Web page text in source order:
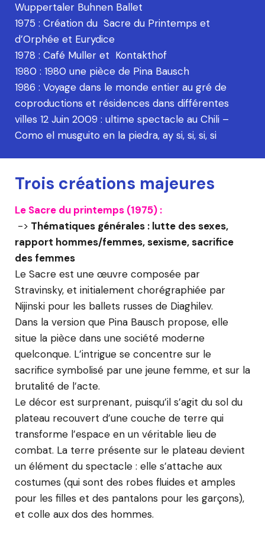
Wuppertaler Buhnen Ballet
1975 : Création du Sacre du Printemps et
d’Orphée et Eurydice
1978 : Café Muller et Kontakthof
1980 : 1980 une pièce de Pina Bausch
1986 : Voyage dans le monde entier au gré de
coproductions et résidences dans différentes
villes 12 Juin 2009 : ultime spectacle au Chili –
Como el musguito en la piedra, ay si, si, si, si
Trois créations majeures
Le Sacre du printemps (1975) :
-> Thématiques générales : lutte des sexes,
rapport hommes/femmes, sexisme, sacrifice
des femmes
Le Sacre est une œuvre composée par
Stravinsky, et initialement chorégraphiée par
Nijinski pour les ballets russes de Diaghilev.
Dans la version que Pina Bausch propose, elle
situe la pièce dans une société moderne
quelconque. L’intrigue se concentre sur le
sacrifice symbolisé par une jeune femme, et sur la
brutalité de l’acte.
Le décor est surprenant, puisqu’il s’agit du sol du
plateau recouvert d’une couche de terre qui
transforme l’espace en un véritable lieu de
combat. La terre présente sur le plateau devient
un élément du spectacle : elle s’attache aux
costumes (qui sont des robes fluides et amples
pour les filles et des pantalons pour les garçons),
et colle aux dos des hommes.